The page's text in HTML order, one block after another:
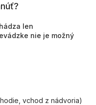
len
nie je možný
vchod z nádvoria)